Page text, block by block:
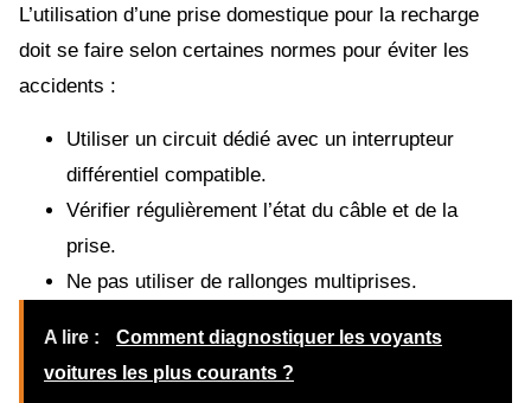
L’utilisation d’une prise domestique pour la recharge
doit se faire selon certaines normes pour éviter les
accidents :
Utiliser un circuit dédié avec un interrupteur
différentiel compatible.
Vérifier régulièrement l’état du câble et de la
prise.
Ne pas utiliser de rallonges multiprises.
A lire :
Comment diagnostiquer les voyants
voitures les plus courants ?